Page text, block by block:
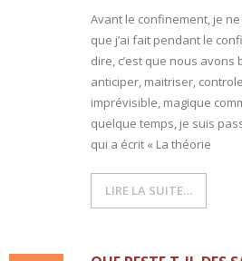
Avant le confinement, je
que j’ai fait pendant le
dire, c’est que nous
anticiper, maitriser,
imprévisible, magique
quelque temps, je suis
qui a écrit « La théorie
LIRE LA SUITE…